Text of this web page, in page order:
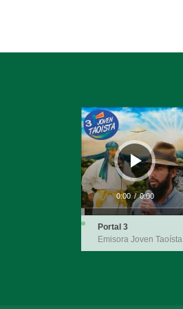
Reproductor
de
audio
0:00 / 0:00
Portal 3
Emisora Joven Taoísta